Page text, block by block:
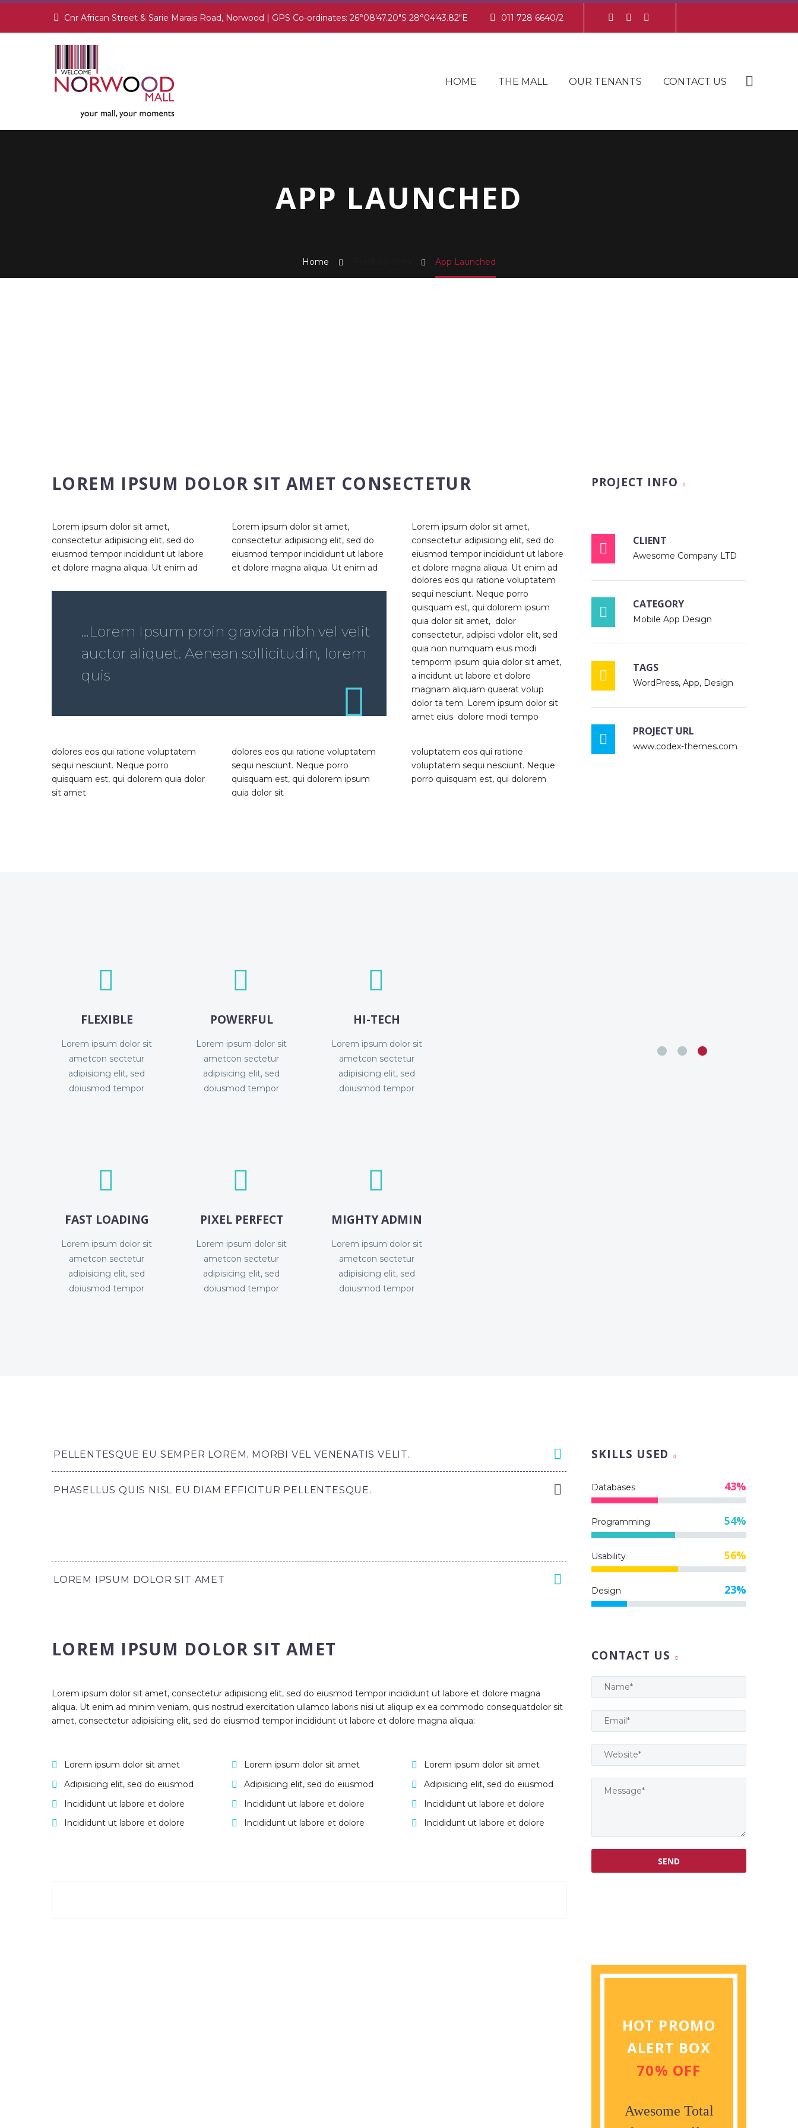
Cnr African Street & Sarie Marais Road, Norwood | GPS Co-ordinates: 26°08'47.20"S 28°04'43.82"E 011 728 6640/2
HOME THE MALL OUR TENANTS CONTACT US
APP LAUNCHED
Home App Launched
LOREM IPSUM DOLOR SIT AMET CONSECTETUR
Lorem ipsum dolor sit amet,
consectetur adipisicing elit, sed do
eiusmod tempor incididunt ut labore
et dolore magna aliqua. Ut enim ad
Lorem ipsum dolor sit amet,
consectetur adipisicing elit, sed do
eiusmod tempor incididunt ut labore
et dolore magna aliqua. Ut enim ad
Lorem ipsum dolor sit amet,
consectetur adipisicing elit, sed do
eiusmod tempor incididunt ut labore
et dolore magna aliqua. Ut enim ad
…Lorem Ipsum proin gravida nibh vel velit
auctor aliquet. Aenean sollicitudin, lorem
quis
dolores eos qui ratione voluptatem
sequi nesciunt. Neque porro
quisquam est, qui dolorem ipsum
quia dolor sit amet, dolor
consectetur, adipisci vdolor elit, sed
quia non numquam eius modi
temporm ipsum quia dolor sit amet,
a incidunt ut labore et dolore
magnam aliquam quaerat volup
dolor ta tem. Lorem ipsum dolor sit
amet eius dolore modi tempo
dolores eos qui ratione voluptatem
sequi nesciunt. Neque porro
quisquam est, qui dolorem quia dolor
sit amet
dolores eos qui ratione voluptatem
sequi nesciunt. Neque porro
quisquam est, qui dolorem ipsum
quia dolor sit
voluptatem eos qui ratione
voluptatem sequi nesciunt. Neque
porro quisquam est, qui dolorem
PROJECT INFO

CLIENT
Awesome Company LTD

CATEGORY
Mobile App Design

TAGS
WordPress, App, Design

PROJECT URL
www.codex-themes.com


FLEXIBLE
Lorem ipsum dolor sit
ametcon sectetur
adipisicing elit, sed
doiusmod tempor


POWERFUL
Lorem ipsum dolor sit
ametcon sectetur
adipisicing elit, sed
doiusmod tempor


HI-TECH
Lorem ipsum dolor sit
ametcon sectetur
adipisicing elit, sed
doiusmod tempor


FAST LOADING
Lorem ipsum dolor sit
ametcon sectetur
adipisicing elit, sed
doiusmod tempor


PIXEL PERFECT
Lorem ipsum dolor sit
ametcon sectetur
adipisicing elit, sed
doiusmod tempor


MIGHTY ADMIN
Lorem ipsum dolor sit
ametcon sectetur
adipisicing elit, sed
doiusmod tempor
PELLENTESQUE EU SEMPER LOREM. MORBI VEL VENENATIS VELIT.
PHASELLUS QUIS NISL EU DIAM EFFICITUR PELLENTESQUE.
LOREM IPSUM DOLOR SIT AMET
LOREM IPSUM DOLOR SIT AMET
Lorem ipsum dolor sit amet, consectetur adipisicing elit, sed do eiusmod tempor incididunt ut labore et dolore magna
aliqua. Ut enim ad minim veniam, quis nostrud exercitation ullamco laboris nisi ut aliquip ex ea commodo consequatdolor sit
amet, consectetur adipisicing elit, sed do eiusmod tempor incididunt ut labore et dolore magna aliqua:
Lorem ipsum dolor sit amet
Adipisicing elit, sed do eiusmod
Incididunt ut labore et dolore
Incididunt ut labore et dolore
Lorem ipsum dolor sit amet
Adipisicing elit, sed do eiusmod
Incididunt ut labore et dolore
Incididunt ut labore et dolore
Lorem ipsum dolor sit amet
Adipisicing elit, sed do eiusmod
Incididunt ut labore et dolore
Incididunt ut labore et dolore
SKILLS USED
Databases 43%
Programming 54%
Usability 56%
Design 23%
CONTACT US
HOT PROMO
ALERT BOX
70% OFF
Awesome Total